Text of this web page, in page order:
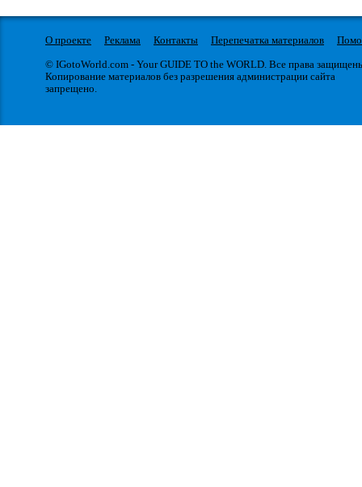
О проекте Реклама Контакты Перепечатка материалов
© IGotoWorld.com - Your GUIDE TO the WORLD. Все права
Копирование материалов без разрешения администрации сайта
запрещено.